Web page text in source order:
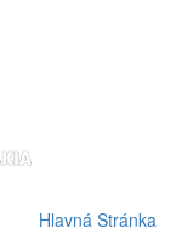
Hlavná Stránka